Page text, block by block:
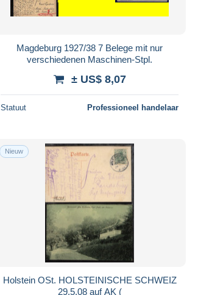
Magdeburg 1927/38 7 Belege mit nur
verschiedenen Maschinen-Stpl.
± US$ 8,07
Statuut Professioneel handelaar
Nieuw
Holstein OSt. HOLSTEINISCHE SCHWEIZ
29.5.08 auf AK (